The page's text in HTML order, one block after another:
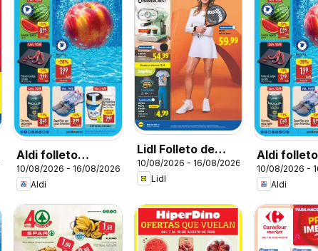
Aldi folleto
Península
10/08/2026 - 16/08/2026
Aldi
Lidl Folleto de
bazar
10/08/2026 - 16/08/2026
Lidl
Aldi folleto
Baleares
10/08/2026 -
Aldi